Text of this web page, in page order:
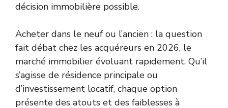
décision immobilière possible.
Acheter dans le neuf ou l’ancien : la question
fait débat chez les acquéreurs en 2026, le
marché immobilier évoluant rapidement. Qu’il
s’agisse de résidence principale ou
d’investissement locatif, chaque option
présente des atouts et des faiblesses à